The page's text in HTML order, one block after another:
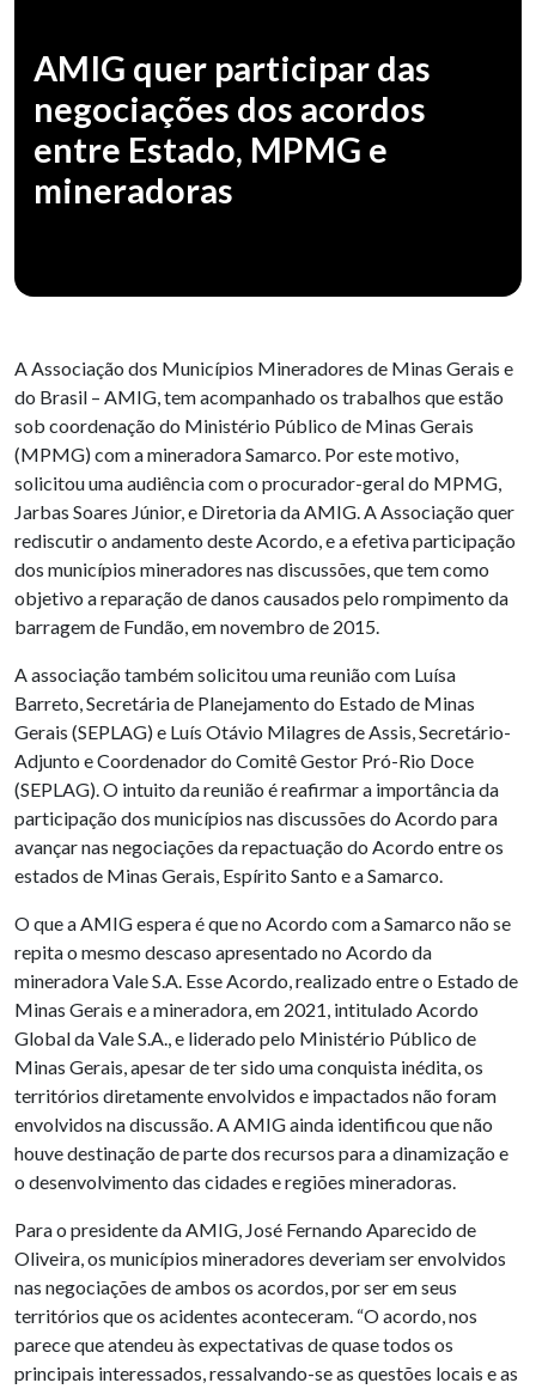
AMIG quer participar das
negociações dos acordos
entre Estado, MPMG e
mineradoras
A Associação dos Municípios Mineradores de Minas Gerais e
do Brasil – AMIG, tem acompanhado os trabalhos que estão
sob coordenação do Ministério Público de Minas Gerais
(MPMG) com a mineradora Samarco. Por este motivo,
solicitou uma audiência com o procurador-geral do MPMG,
Jarbas Soares Júnior, e Diretoria da AMIG. A Associação quer
rediscutir o andamento deste Acordo, e a efetiva participação
dos municípios mineradores nas discussões, que tem como
objetivo a reparação de danos causados pelo rompimento da
barragem de Fundão, em novembro de 2015.
A associação também solicitou uma reunião com Luísa
Barreto, Secretária de Planejamento do Estado de Minas
Gerais (SEPLAG) e Luís Otávio Milagres de Assis, Secretário-
Adjunto e Coordenador do Comitê Gestor Pró-Rio Doce
(SEPLAG). O intuito da reunião é reafirmar a importância da
participação dos municípios nas discussões do Acordo para
avançar nas negociações da repactuação do Acordo entre os
estados de Minas Gerais, Espírito Santo e a Samarco.
O que a AMIG espera é que no Acordo com a Samarco não se
repita o mesmo descaso apresentado no Acordo da
mineradora Vale S.A. Esse Acordo, realizado entre o Estado de
Minas Gerais e a mineradora, em 2021, intitulado Acordo
Global da Vale S.A., e liderado pelo Ministério Público de
Minas Gerais, apesar de ter sido uma conquista inédita, os
territórios diretamente envolvidos e impactados não foram
envolvidos na discussão. A AMIG ainda identificou que não
houve destinação de parte dos recursos para a dinamização e
o desenvolvimento das cidades e regiões mineradoras.
Para o presidente da AMIG, José Fernando Aparecido de
Oliveira, os municípios mineradores deveriam ser envolvidos
nas negociações de ambos os acordos, por ser em seus
territórios que os acidentes aconteceram. “O acordo, nos
parece que atendeu às expectativas de quase todos os
principais interessados, ressalvando-se as questões locais e as